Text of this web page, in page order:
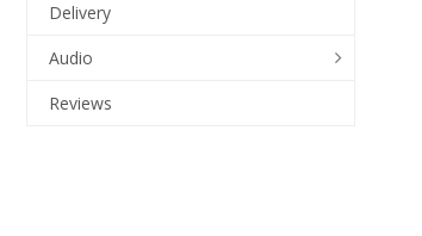
Delivery
Audio
Reviews